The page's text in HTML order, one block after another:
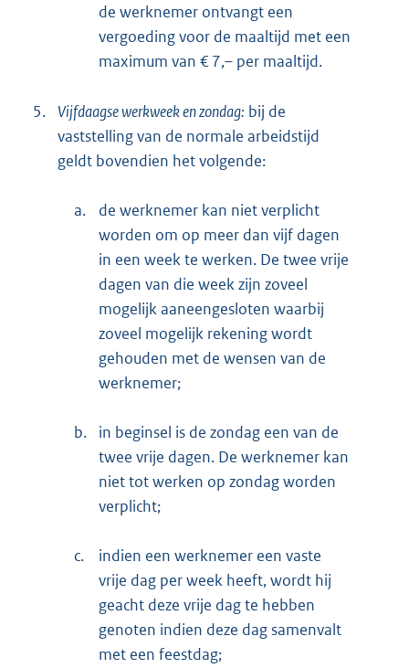
de werknemer ontvangt een
vergoeding voor de maaltijd met een
maximum van € 7,– per maaltijd.
5. Vijfdaagse werkweek en zondag: bij de
vaststelling van de normale arbeidstijd
geldt bovendien het volgende:
a.
de werknemer kan niet verplicht
worden om op meer dan vijf dagen
in een week te werken. De twee vrije
dagen van die week zijn zoveel
mogelijk aaneengesloten waarbij
zoveel mogelijk rekening wordt
gehouden met de wensen van de
werknemer;
b.
in beginsel is de zondag een van de
twee vrije dagen. De werknemer kan
niet tot werken op zondag worden
verplicht;
c.
indien een werknemer een vaste
vrije dag per week heeft, wordt hij
geacht deze vrije dag te hebben
genoten indien deze dag samenvalt
met een feestdag;